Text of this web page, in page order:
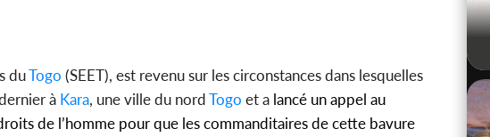
duTogo (SEET), est revenu sur les circonstances dans lesquelles
à Kara, une ville du nordTogo et a lancé un appel au
de l’homme pour que les commanditaires de cette bavure